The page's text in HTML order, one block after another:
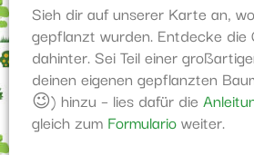
Sieh dir auf unserer Karte an,
gepflanzt wurden. Entdecke die
dahinter. Sei Teil einer
deinen eigenen gepflanzten
😉) hinzu – lies dafür die
gleich zum Formularioweiter.